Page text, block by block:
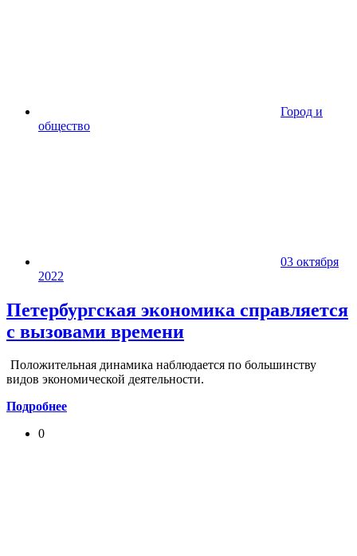
Город и
общество
03 октября
2022
Петербургская экономика справляется
с вызовами времени
Положительная динамика наблюдается по большинству
видов экономической деятельности.
Подробнее
0